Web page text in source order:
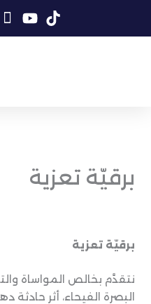
برقيّة تعزية
برقيّة تعزية
نتقدَّم بخالص المواساة
البصرة الفيحاء، أثر حادثة